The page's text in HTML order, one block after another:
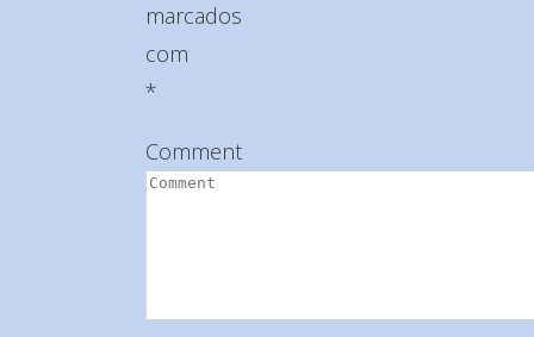
marcados
com
*
Comment